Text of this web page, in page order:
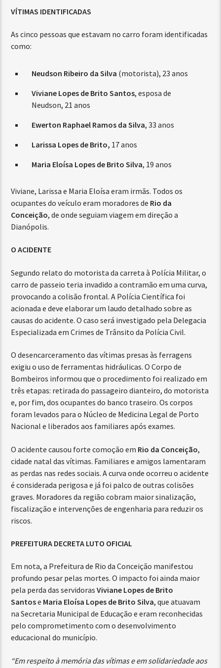
VÍTIMAS IDENTIFICADAS
As cinco pessoas que estavam no carro foram identificadas
como:
Neudson Ribeiro da Silva (motorista), 23 anos
Viviane Lopes de Brito Santos, esposa de
Neudson, 21 anos
Ewerton Raphael Ramos da Silva, 33 anos
Larissa Lopes de Brito, 17 anos
Maria Eloísa Lopes de Brito Silva, 19 anos
Viviane, Larissa e Maria Eloísa eram irmãs. Todos os
ocupantes do veículo eram moradores de Rio da
Conceição, de onde seguiam viagem em direção a
Dianópolis.
O ACIDENTE
Segundo relato do motorista da carreta à Polícia Militar, o
carro de passeio teria invadido a contramão em uma curva,
provocando a colisão frontal. A Polícia Científica foi
acionada e deve elaborar um laudo detalhado sobre as
causas do acidente. O caso será investigado pela Delegacia
Especializada em Crimes de Trânsito da Polícia Civil.
O desencarceramento das vítimas presas às ferragens
exigiu o uso de ferramentas hidráulicas. O Corpo de
Bombeiros informou que o procedimento foi realizado em
três etapas: retirada do passageiro dianteiro, do motorista
e, por fim, dos ocupantes do banco traseiro. Os corpos
foram levados para o Núcleo de Medicina Legal de Porto
Nacional e liberados aos familiares após exames.
O acidente causou forte comoção em Rio da Conceição,
cidade natal das vítimas. Familiares e amigos lamentaram
as perdas nas redes sociais. A curva onde ocorreu o acidente
é considerada perigosa e já foi palco de outras colisões
graves. Moradores da região cobram maior sinalização,
fiscalização e intervenções de engenharia para reduzir os
riscos.
PREFEITURA DECRETA LUTO OFICIAL
Em nota, a Prefeitura de Rio da Conceição manifestou
profundo pesar pelas mortes. O impacto foi ainda maior
pela perda das servidorasViviane Lopes de Brito
Santose Maria Eloísa Lopes de Brito Silva, que atuavam
na Secretaria Municipal de Educação e eram reconhecidas
pelo comprometimento com o desenvolvimento
educacional do município.
“Em respeito à memória das vítimas e em solidariedade aos